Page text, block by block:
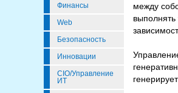
Финансы
Web
Безопасность
Инновации
CIO/Управление
ИТ
между
выполнять